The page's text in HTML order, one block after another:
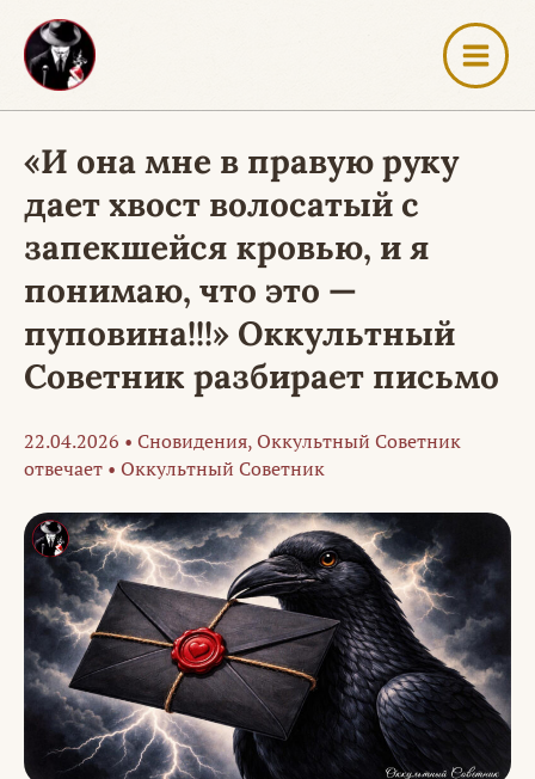
Перейти
содержимому
«И она мне в правую руку
дает хвост волосатый с
запекшейся кровью, и я
понимаю, что это —
пуповина!!!» Оккультный
Советник разбирает письмо
22.04.2026 • Сновидения,Оккультный Советник
отвечает • Оккультный Советник